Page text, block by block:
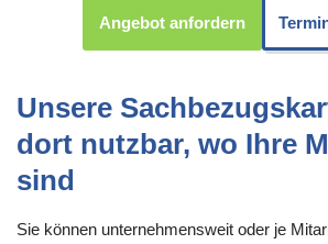
Angebot anfordern
Unsere
dort nutzbar, wo Ihre
sind
Sie können unternehmensweit oder je